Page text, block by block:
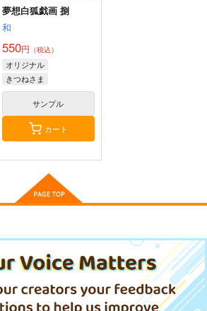
軽呼吸
正経同人
2,200 （税込）
サンプル
作品詳細
1,100円（税込）
サンプル
作品詳細
夢想白狐戯画 捌
和
550円 （税込）
オリジナル
きつねさま
サンプル
カート